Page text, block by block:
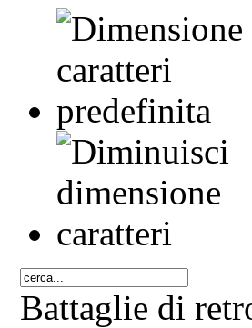
Battaglie di